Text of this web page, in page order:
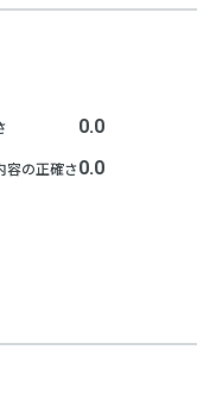
0.0
容の正確さ 0.0